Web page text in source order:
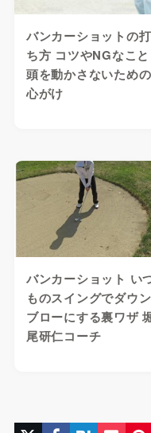
バンカーショットの打
ち方 コツやNGなこと
頭を動かさないための
心がけ
バンカーショット い
ものスイングでダウン
ブローにする裏ワザ
尾研仁コーチ